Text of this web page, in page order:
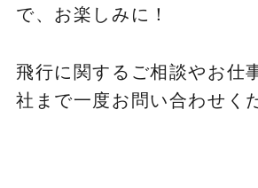
で、お楽しみに！
飛行に関するご相談やお仕
社まで一度お問い合わせく